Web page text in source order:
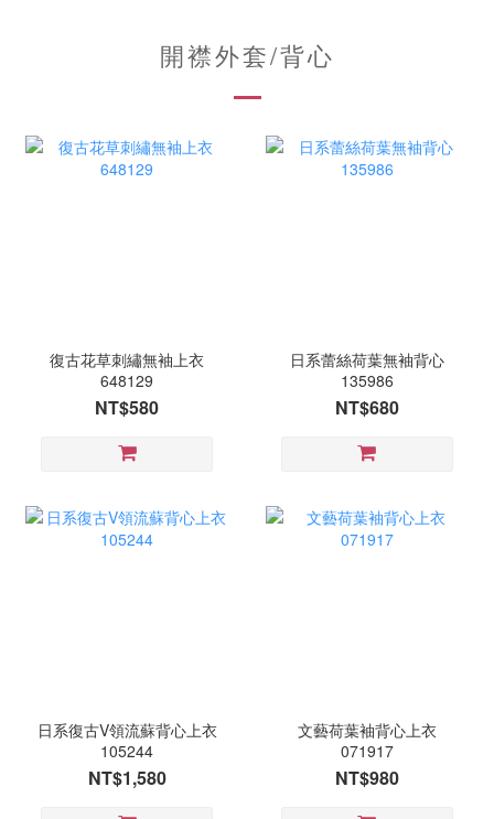
開襟外套/背心
復古花草刺繡無袖上衣
648129
NT$580
日系蕾絲荷葉無袖背心
135986
NT$680
日系復古V領流蘇背心上衣
105244
NT$1,580
文藝荷葉袖背心上衣
071917
NT$980